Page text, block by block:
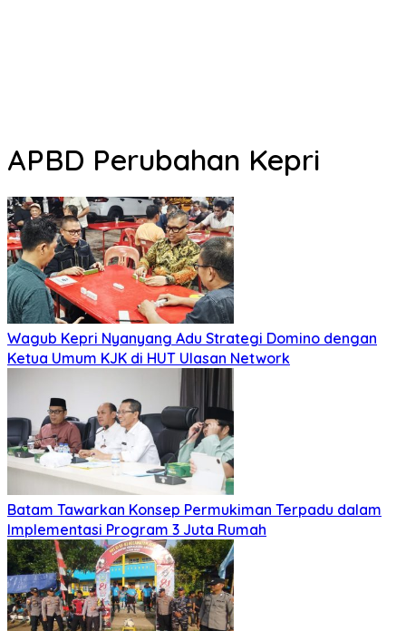
APBD Perubahan Kepri
Wagub Kepri Nyanyang Adu Strategi Domino dengan
Ketua Umum KJK di HUT Ulasan Network
Batam Tawarkan Konsep Permukiman Terpadu dalam
Implementasi Program 3 Juta Rumah